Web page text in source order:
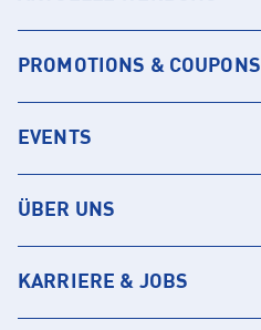
PROMOTIONS & COUPONS
EVENTS
ÜBER UNS
KARRIERE & JOBS